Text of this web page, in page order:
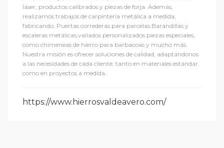
láser, productos calibrados y piezas de forja. Además,
realizamos trabajos de carpintería metálica a medida,
fabricando, Puertas correderas para parcelas.Barandillas y
escaleras metálicas,vallados personalizados piezas especiales,
como chimeneas de hierro para barbacoas y mucho más.
Nuestra misión es ofrecer soluciones de calidad, adaptándonos
a las necesidades de cada cliente, tanto en materiales estándar
como en proyectos a medida.
https://www.hierrosvaldeavero.com/